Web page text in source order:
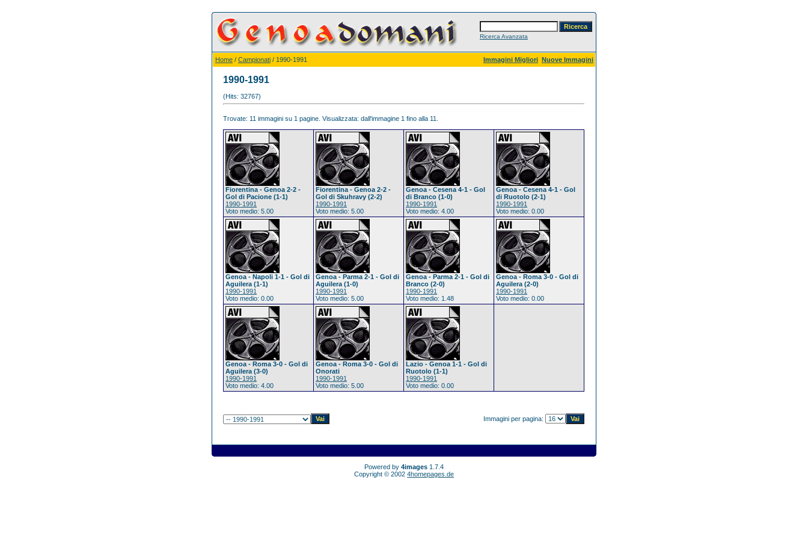
Ricerca Avanzata
Home / Campionati / 1990-1991 Immagini Migliori Nuove Immagini
1990-1991
(Hits: 32767)
Trovate: 11 immagini su 1 pagine. Visualizzata: dall'immagine 1 fino alla 11.
Fiorentina - Genoa 2-2 -
Gol di Pacione (1-1)
1990-1991
Voto medio: 5.00
Fiorentina - Genoa 2-2 -
Gol di Skuhravy (2-2)
1990-1991
Voto medio: 5.00
Genoa - Cesena 4-1 - Gol
di Branco (1-0)
1990-1991
Voto medio: 4.00
Genoa - Cesena 4-1 - Gol
di Ruotolo (2-1)
1990-1991
Voto medio: 0.00
Genoa - Napoli 1-1 - Gol di
Aguilera (1-1)
1990-1991
Voto medio: 0.00
Genoa - Parma 2-1 - Gol di
Aguilera (1-0)
1990-1991
Voto medio: 5.00
Genoa - Parma 2-1 - Gol di
Branco (2-0)
1990-1991
Voto medio: 1.48
Genoa - Roma 3-0 - Gol di
Aguilera (2-0)
1990-1991
Voto medio: 0.00
Genoa - Roma 3-0 - Gol di
Aguilera (3-0)
1990-1991
Voto medio: 4.00
Genoa - Roma 3-0 - Gol di
Onorati
1990-1991
Voto medio: 5.00
Lazio - Genoa 1-1 - Gol di
Ruotolo (1-1)
1990-1991
Voto medio: 0.00
Immagini per pagina:
Powered by 4images 1.7.4
Copyright © 2002 4homepages.de